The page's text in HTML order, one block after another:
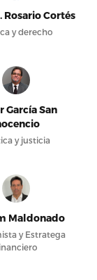
Rosario Cortés
y derecho
García San
y justicia
Maldonado
y Estratega